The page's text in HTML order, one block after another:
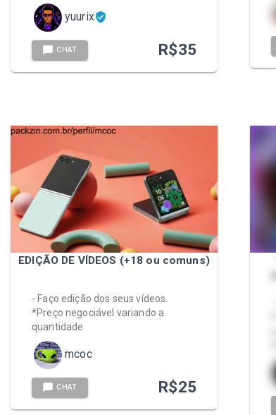
yuurix
CHAT R$35
EDIÇÃO DE VÍDEOS (+18 ou comuns)
- Faço edição dos seus vídeos.
*Preço negociável variando a
quantidade
mcoc
CHAT R$25